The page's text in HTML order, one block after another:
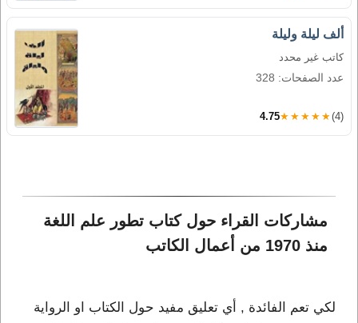
ألف ليلة وليلة
كاتب غير محدد
عدد الصفحات: 328
4.75★★★★★ (4)
مشاركات القراء حول كتاب تطور علم اللغة
منذ 1970 من أعمال الكاتب
لكي تعم الفائدة , أي تعليق مفيد حول الكتاب او الرواية